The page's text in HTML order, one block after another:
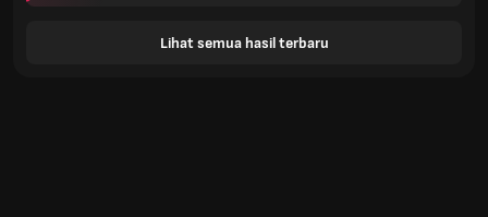
Lihat semua hasil terbaru